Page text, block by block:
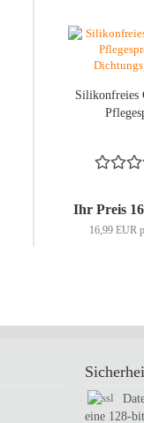
Silikonfreies
Ihr Preis
16,99 EUR
eine 128-